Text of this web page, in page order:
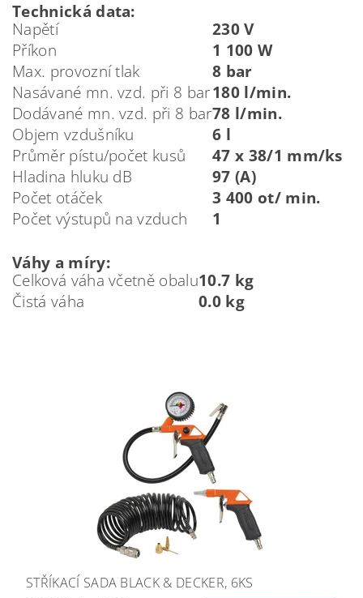
Technická data:
Napětí
230 V
Příkon
1 100 W
Max. provozní tlak
8 bar
Nasávané mn. vzd. při 8 bar180 l/min.
Dodávané mn. vzd. při 8 bar78 l/min.
Objem vzdušníku
6 l
Průměr pístu/počet kusů
47 x 38/1 mm/ks
Hladina hluku dB
97 (A)
Počet otáček
3 400 ot/ min.
Počet výstupů na vzduch
1
Váhy a míry:
Celková váha včetně obalu10.7 kg
Čistá váha
0.0 kg
STŘÍKACÍ SADA BLACK & DECKER, 6KS